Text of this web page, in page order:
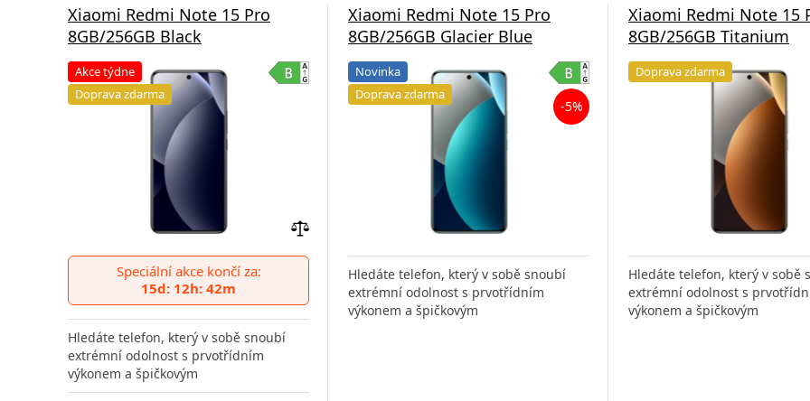
Xiaomi Redmi Note 15 Pro
8GB/256GB Black
Akce týdne
Doprava zdarma
do
porovnání
Speciální akce končí za:
15d: 12h: 42m
Hledáte telefon, který v sobě snoubí
extrémní odolnost s prvotřídním
výkonem a špičkovým
Xiaomi Redmi Note 15 Pro
8GB/256GB Glacier Blue
Novinka
Doprava zdarma
-5%
Hledáte telefon, který v sobě snoubí
extrémní odolnost s prvotřídním
výkonem a špičkovým
Xiaomi Redmi Note 15
8GB/256GB Titanium
Doprava zdarma
Hledáte telefon, který v sobě
extrémní odolnost s
výkonem a špičkovým